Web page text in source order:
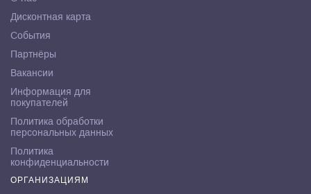
Дисконтная карта
События
Партнёры
Вакансии
Информация для
покупателей
Политика обработки
персональных данных
Политика
конфиденциальности
ОРГАНИЗАЦИЯМ